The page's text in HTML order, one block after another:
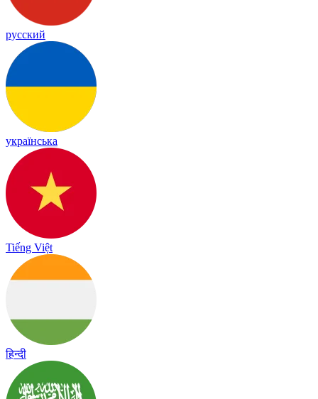
русский
українська
Tiếng Việt
हिन्दी